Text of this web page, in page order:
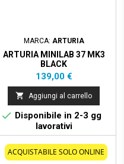
MARCA: ARTURIA
ARTURIA MINILAB 37 MK3
BLACK
Prezzo
139,00 €
 Aggiungi al carrello
 Disponibile in 2-3 gg
lavorativi
ACQUISTABILE SOLO ONLINE